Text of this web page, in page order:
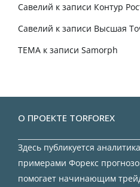
Савелий к записи Контур
Савелий к записи Высшая
TEMA к записи Samorph
О ПРОЕКТЕ TORFOREX
Здесь публикуется
примерами Форекс
помогает начинающим